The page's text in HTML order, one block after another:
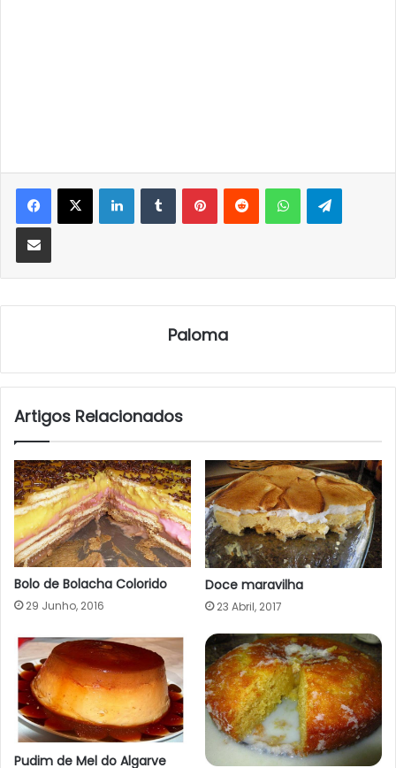
LinkedInTumblrPinterestReddit WhatsApp
Partilhar Via Email
Paloma
Artigos Relacionados
Bolo de Bolacha Colorido
29 Junho, 2016
Doce maravilha
23 Abril, 2017
Pudim de Mel do Algarve